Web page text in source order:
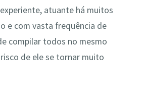
atuante há muitos
e com vasta frequência de
compilar todos no mesmo
de ele se tornar muito